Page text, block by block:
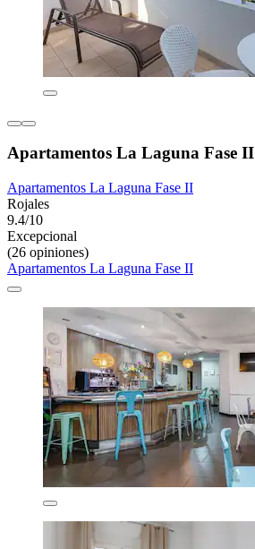
Apartamentos La Laguna Fase II
Apartamentos La Laguna Fase II
Rojales
9.4/10
Excepcional
(26 opiniones)
Apartamentos La Laguna Fase II